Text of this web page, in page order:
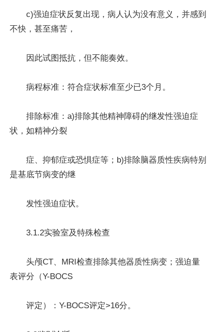
c)强迫症状反复出现，病人认为没有意义，并感到
不快，甚至痛苦，
因此试图抵抗，但不能奏效。
病程标准：符合症状标准至少已3个月。
排除标准：a)排除其他精神障碍的继发性强迫症
状，如精神分裂
症、抑郁症或恐惧症等；b)排除脑器质性疾病特别
是基底节病变的继
发性强迫症状。
3.1.2实验室及特殊检查
头颅CT、MRI检查排除其他器质性病变；强迫量
表评分（Y-BOCS
评定）：Y-BOCS评定>16分。